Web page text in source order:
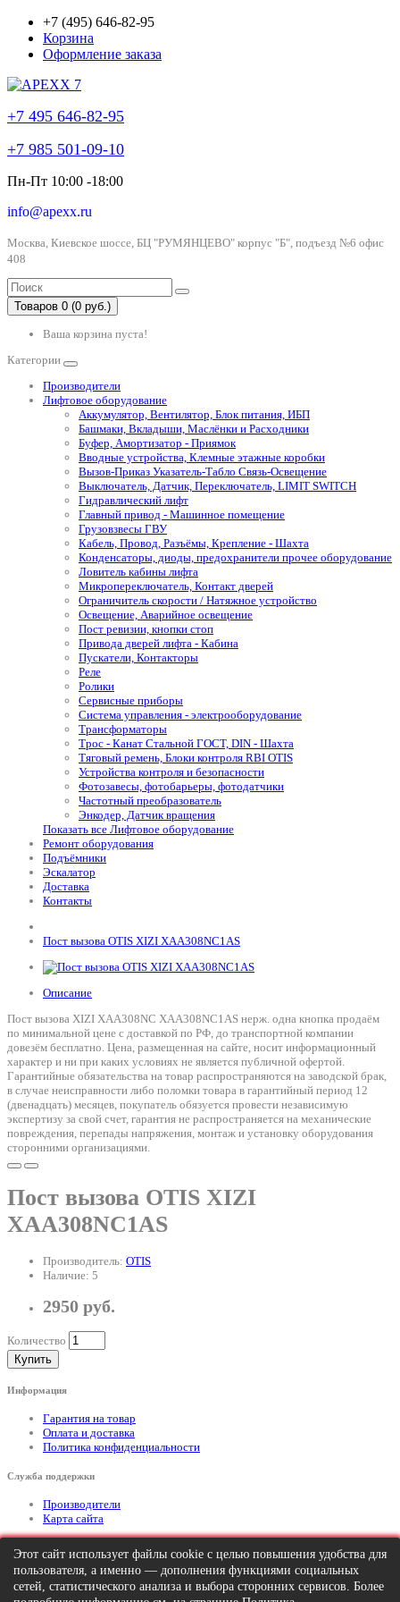
+7 (495) 646-82-95
Корзина
Оформление заказа
+7 495 646-82-95
+7 985 501-09-10
Пн-Пт 10:00 -18:00
info@apexx.ru
Москва, Киевское шоссе, БЦ "РУМЯНЦЕВО" корпус "Б", подъезд №6 офис
408
Товаров 0 (0 руб.)
Ваша корзина пуста!
Категории
Производители
Лифтовое оборудование
Аккумулятор, Вентилятор, Блок питания, ИБП
Башмаки, Вкладыши, Маслёнки и Расходники
Буфер, Амортизатор - Приямок
Вводные устройства, Клемные этажные коробки
Вызов-Приказ Указатель-Табло Связь-Освещение
Выключатель, Датчик, Переключатель, LIMIT SWITCH
Гидравлический лифт
Главный привод - Машинное помещение
Грузовзвесы ГВУ
Кабель, Провод, Разъёмы, Крепление - Шахта
Конденсаторы, диоды, предохранители прочее оборудование
Ловитель кабины лифта
Микропереключатель, Контакт дверей
Ограничитель скорости / Натяжное устройство
Освещение, Аварийное освещение
Пост ревизии, кнопки стоп
Привода дверей лифта - Кабина
Пускатели, Контакторы
Реле
Ролики
Сервисные приборы
Система управления - электрооборудование
Трансформаторы
Трос - Канат Стальной ГОСТ, DIN - Шахта
Тяговый ремень, Блоки контроля RBI OTIS
Устройства контроля и безопасности
Фотозавесы, фотобарьеры, фотодатчики
Частотный преобразователь
Энкодер, Датчик вращения
Показать все Лифтовое оборудование
Ремонт оборудования
Подъёмники
Эскалатор
Доставка
Контакты
Пост вызова OTIS XIZI XAA308NC1AS
Описание
Пост вызова XIZI XAA308NC XAA308NC1AS нерж. одна кнопка продаём
по минимальной цене с доставкой по РФ, до транспортной компании
довезём бесплатно. Цена, размещенная на сайте, носит информационный
характер и ни при каких условиях не является публичной офертой.
Гарантийные обязательства на товар распространяются на заводской брак,
в случае неисправности либо поломки товара в гарантийный период 12
(двенадцать) месяцев, покупатель обязуется провести независимую
экспертизу за свой счет, гарантия не распространяется на механические
повреждения, перепады напряжения, монтаж и установку оборудования
сторонними организациями.
Пост вызова OTIS XIZI
XAA308NC1AS
Производитель: OTIS
Наличие: 5
2950 руб.
Количество
Купить
Информация
Гарантия на товар
Оплата и доставка
Политика конфиденциальности
Служба поддержки
Производители
Карта сайта
Дополнительно
Тел: +7 (495) 646-82-95 mailto:info@apexx.ru
Этот сайт использует файлы cookie с целью повышения удобства для
пользователя, а именно — дополнения функциями социальных
сетей, статистического анализа и выбора сторонних сервисов. Более